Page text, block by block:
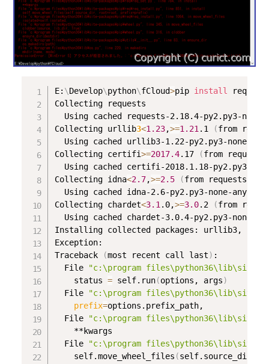
E: \Develop\python\fCloud>pip install
Collecting requests
Using cached requests-2.18.4-py2.py3-none-
Collecting urllib3<1.23,>=1.21.1 (from
Using cached urllib3-1.22-py2.py3-none-
Collecting certifi>=2017.4.17 (from requests
Using cached certifi-2018.1.18-py2.py3-
Collecting idna<2.7,>=2.5 (from requests
  Using cached idna-2.6-py2.py3-none-any.whl
Collecting chardet<3.1.0,>=3.0.2 (from
Using cached chardet-3.0.4-py2.py3-none-
Installing collected packages: urllib3,
Exception:
Traceback
(most recent call last) :
  File
"c:\program files\python36\lib\site-
    status
= self.run(options, args)
  File
"c:\program files\python36\lib\site-
prefix=options.prefix_path,
  File
"c:\program files\python36\lib\site-
    **kwargs
  File
"c:\program files\python36\lib\site-
    self.move_wheel_files
(self.source_dir,